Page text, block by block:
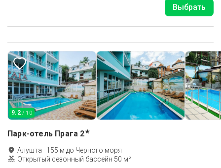
Выбрать
9.2 / 10
Парк-отель Прага 2★
Алушта · 155 м до Черного моря
Открытый сезонный бассейн 50 м²